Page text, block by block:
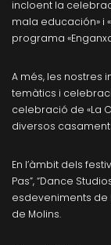
incloent la
mala educación» i
programa
A més, les nostres
temàtics i
celebració de «La
diversos
En l’àmbit dels
Pas”, “Dance
esdeveniments de
de Molins.